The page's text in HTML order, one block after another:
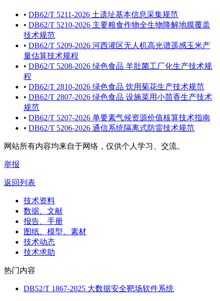
• DB62/T 5211-2026 土遗址基本信息采集规范
• DB62/T 5210-2026 主要粮食作物全生物降解地膜覆盖
技术规范
• DB62/T 5209-2026 河西灌区无人机高光谱遥感玉米产
量估算技术规程
• DB62/T 5208-2026 绿色食品 羊肚菌工厂化生产技术规
程
• DB62/T 2810-2026 绿色食品 饮用菊花生产技术规范
• DB62/T 2807-2026 绿色食品 设施菜用小茴香生产技术
规范
• DB62/T 5207-2026 单要素气候资源价值核算技术指南
• DB62/T 5206-2026 通信系统隔离式防雷技术规范
网站所有内容均来自于网络，仅供个人学习、交流。
举报
返回列表
技术资料
数据、文献
报告、手册
图纸、模型、素材
技术动态
技术求助
热门内容
DB52/T 1867-2025 大数据安全靶场软件系统